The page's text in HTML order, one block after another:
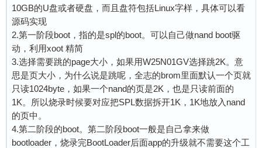
10GB的U盘或者硬盘，而且盘符包括Linux字样，具体可以看
源码实现
2.第一阶段boot，指的是spl的boot。可以自己做nand boot驱
动，利用xoot 精简
3.选择需要跳的page大小，如果用W25N01GV选择跳2K。意
思是页大小，为什么说是跳呢，全志的brom里面默认一个页就
只读1024byte，如果一个nand的页是2K，也是只读前面的
1K。所以烧录时候要对应把SPL数据拆开1K，1K地放入nand
的页中。
4.第二阶段的boot。第二阶段boot一般是自己拿来做
bootloader，烧录完BootLoader后面app的升级就不需要这个工